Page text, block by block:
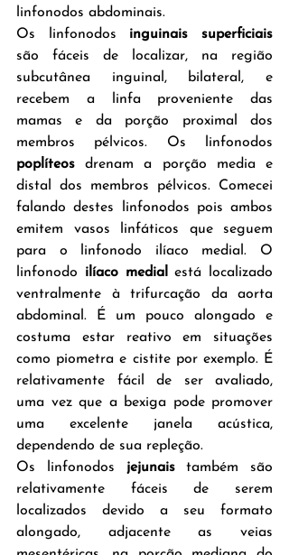
linfonodos abdominais.
Os linfonodos inguinais superficiais
são fáceis de localizar, na região
subcutânea inguinal, bilateral, e
recebem a linfa proveniente das
mamas e da porção proximal dos
poplíteos drenam a porção media e
distal dos membros pélvicos. Comecei
falando destes linfonodos pois ambos
emitem vasos linfáticos que seguem
para o linfonodo ilíaco medial. O
linfonodo ilíaco medial está localizado
ventralmente à trifurcação da aorta
abdominal. É um pouco alongado e
costuma estar reativo em situações
como piometra e cistite por exemplo. É
relativamente fácil de ser avaliado,
uma vez que a bexiga pode promover
uma excelente janela acústica,
dependendo de sua repleção.
Os linfonodos jejunais também são
relativamente fáceis de serem
localizados devido a seu formato
alongado, adjacente as veias